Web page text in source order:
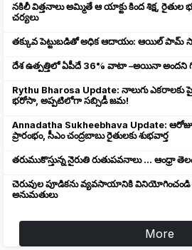
నకిలీ విత్తనాలు అమ్మితే ఆ యాక్టు కింద శిక్ష, రైతుల
చర్యలు
తక్కువ పెట్టుబడితో అధిక ఆదాయం: ఆయిల్ పామ్
దేశ ఉత్పత్తిలో ఏపీదే 36% వాటా –అయినా అందని
Rythu Bharosa Update: నాలుగు ఎకరాలకు
భరోసా, అప్పటిలోగా సబ్సిడీ జమ!
Annadatha Sukheebhava Update:
ప్రారంభం, సీఎం చంద్రబాబు రైతులకు శుభవార్త
తరుముకొస్తున్న నైరుతి రుతుపవనాలు ... ఆంధ్రా
చెరువుల పూడికను వ్యవసాయానికి వినియోగించండి –
అనుమతులు
More